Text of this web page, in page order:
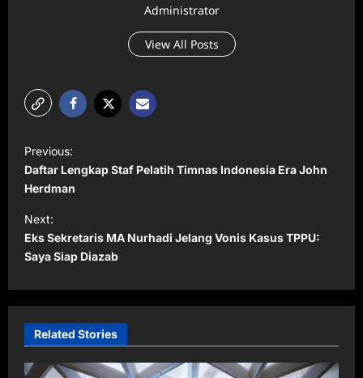
Administrator
View All Posts
o
s
t
n
a
v
g
a
Previous:
Daftar Lengkap Staf Pelatih Timnas Indonesia Era John
Herdman
Next:
Eks Sekretaris MA Nurhadi Jelang Vonis Kasus TPPU:
Saya Siap Diazab
Related Stories